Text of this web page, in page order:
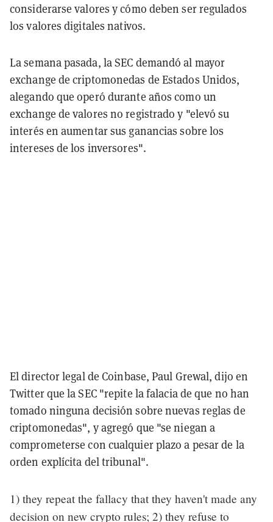
considerarse valores y cómo deben ser regulados
los valores digitales nativos.
La semana pasada, la SEC demandó al mayor
exchange de criptomonedas de Estados Unidos,
alegando que operó durante años como un
exchange de valores no registrado y "elevó su
interés en aumentar sus ganancias sobre los
intereses de los inversores".
El director legal de Coinbase, Paul Grewal, dijo en
Twitter que la SEC "repite la falacia de que no han
tomado ninguna decisión sobre nuevas reglas de
criptomonedas", y agregó que "se niegan a
comprometerse con cualquier plazo a pesar de la
orden explícita del tribunal".
1) they repeat the fallacy that they haven't made any
decision on new crypto rules; 2) they refuse to